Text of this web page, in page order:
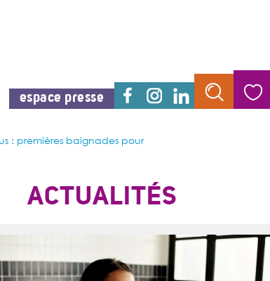
espace presse
: premières baignades pour
ACTUALITÉS